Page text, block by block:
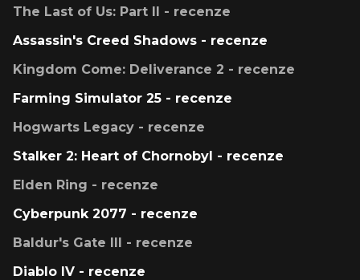
The Last of Us: Part II - recenze
Assassin's Creed Shadows - recenze
Kingdom Come: Deliverance 2 - recenze
Farming Simulator 25 - recenze
Hogwarts Legacy - recenze
Stalker 2: Heart of Chornobyl - recenze
Elden Ring - recenze
Cyberpunk 2077 - recenze
Baldur's Gate III - recenze
Diablo IV - recenze